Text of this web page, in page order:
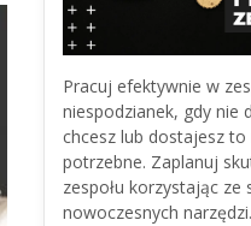
Pracuj efektywnie w
niespodzianek, gdy nie
chcesz lub dostajesz
potrzebne. Zaplanuj
zespołu korzystając
nowoczesnych narzędzi.